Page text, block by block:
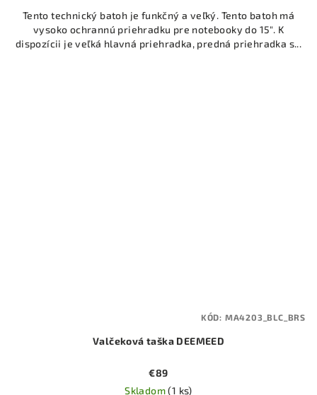
z
5
hviezdičiek.
Tento technický batoh je funkčný a veľký. Tento batoh má
vysoko ochrannú priehradku pre notebooky do 15". K
dispozícii je veľká hlavná priehradka, predná priehradka s...
Valčeková taška DEEMEED
€89
Skladom(1 ks)
KÓD: MA4203_BLC_BRS